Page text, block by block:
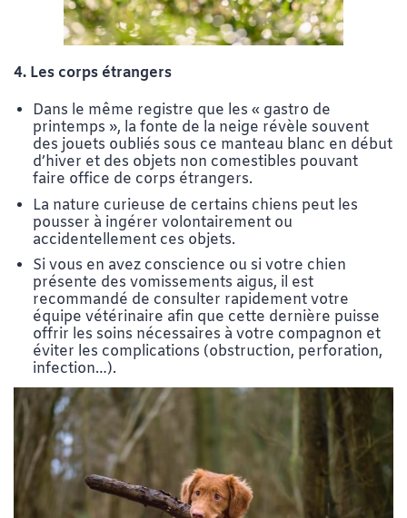
4. Les corps étrangers
Dans le même registre que les « gastro de
printemps », la fonte de la neige révèle souvent
des jouets oubliés sous ce manteau blanc en début
d’hiver et des objets non comestibles pouvant
faire office de corps étrangers.
La nature curieuse de certains chiens peut les
pousser à ingérer volontairement ou
accidentellement ces objets.
Si vous en avez conscience ou si votre chien
présente des vomissements aigus, il est
recommandé de consulter rapidement votre
équipe vétérinaire afin que cette dernière puisse
offrir les soins nécessaires à votre compagnon et
éviter les complications (obstruction, perforation,
infection…).